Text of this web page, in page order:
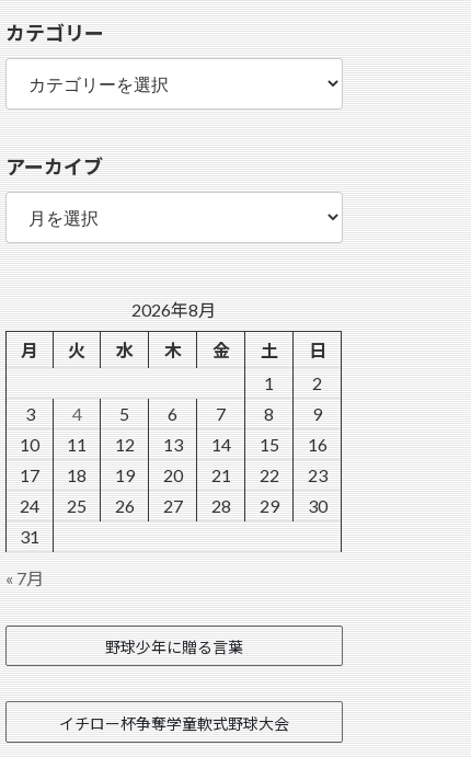
カテゴリー
カ
テ
ゴ
リ
ー
アーカイブ
ア
ー
カ
イ
ブ
2026年8月
月
火 水 木 金 土
日
1
2
3
4 5 6 7 8
9
10
11 12 13 14 15
16
17
18 19 20 21 22
23
24
25 26 27 28 29
30
31
« 7月
野球少年に贈る言葉
イチロー杯争奪学童軟式野球大会